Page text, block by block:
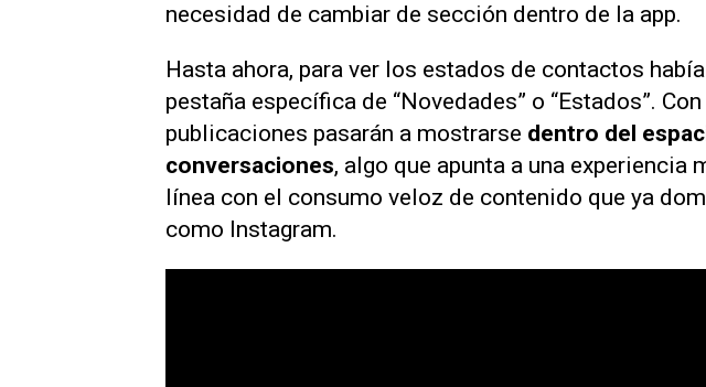
necesidad de cambiar de sección dentro de la app.
Hasta ahora, para ver los estados de contactos
pestaña específica de “Novedades” o “Estados”.
publicaciones pasarán a mostrarse dentro del
conversaciones, algo que apunta a una experiencia
línea con el consumo veloz de contenido que ya
como Instagram.